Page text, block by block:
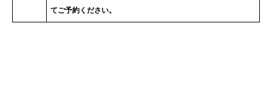
てご予約ください。